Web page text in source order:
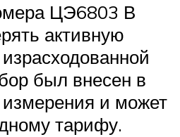
ЦЭ6803 В
активную
был внесен в
измерения и может
тарифу.